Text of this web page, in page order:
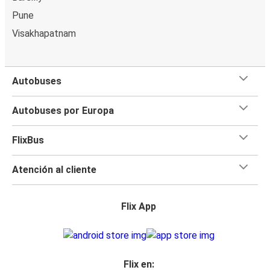
Pune
Visakhapatnam
Autobuses
Autobuses por Europa
FlixBus
Atención al cliente
Flix App
Flix en: